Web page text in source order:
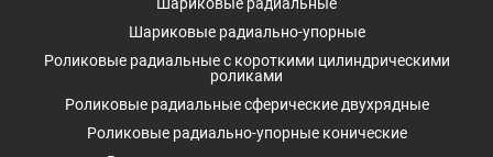
Шариковые радиально-упорные
Роликовые радиальные с короткими цилиндрическими
роликами
Роликовые радиальные сферические двухрядные
Роликовые радиально-упорные конические